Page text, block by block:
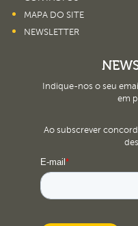
MAPA DO SITE
NEWSLETTER
Indique-nos o seu
em
Ao subscrever